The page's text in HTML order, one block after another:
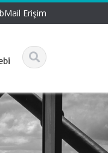
Erişim